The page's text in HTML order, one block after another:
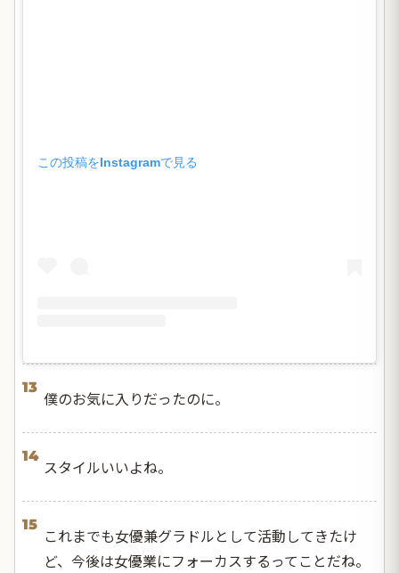
この投稿をInstagramで見る
13
僕のお気に入りだったのに。
14
スタイルいいよね。
15
これまでも女優兼グラドルとして活動してきたけ
ど、今後は女優業にフォーカスするってことだね。